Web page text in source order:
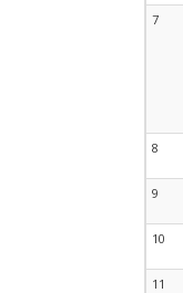
7
8
9
10
11